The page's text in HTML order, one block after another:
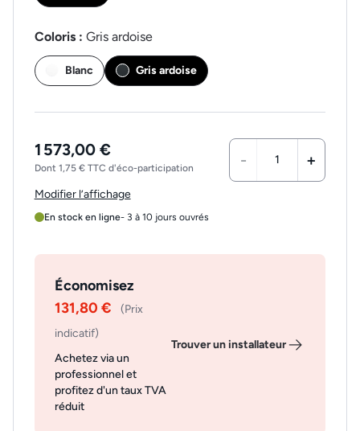
Coloris : Gris ardoise
Blanc Gris ardoise
1 573,00 €
Dont 1,75 € TTC d'éco-participation - +
Modifier l’affichage
En stock en ligne- 3 à 10 jours ouvrés
Économisez
131,80 €
(Prix
indicatif)
Achetez via un
professionnel et
profitez d'un taux TVA
réduit
Trouver un installateur